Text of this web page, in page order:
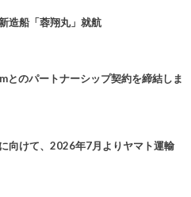
造船「蓉翔丸」就航
とのパートナーシップ契約を締結しま
向けて、2026年7月よりヤマト運輸